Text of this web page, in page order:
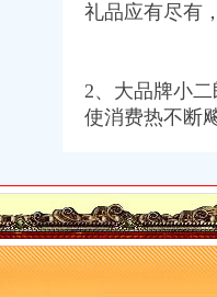
礼品应有尽有
2、大品牌小
使消费热不断